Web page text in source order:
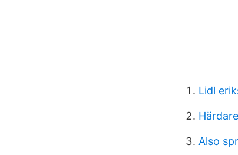
Lidl
Also